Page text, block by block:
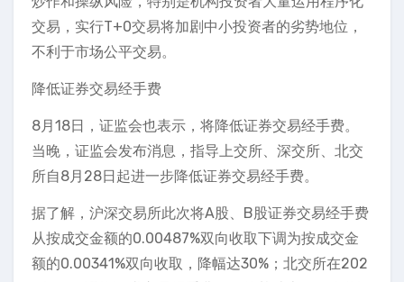
交易，实行T+0交易将加剧中小投资者的劣势地位，
不利于市场公平交易。
降低证券交易经手费
8月18日，证监会也表示，将降低证券交易经手费。
当晚，证监会发布消息，指导上交所、深交所、北交
所自8月28日起进一步降低证券交易经手费。
据了解，沪深交易所此次将A股、B股证券交易经手费
从按成交金额的0.00487%双向收取下调为按成交金
额的0.00341%双向收取，降幅达30%；北交所在202